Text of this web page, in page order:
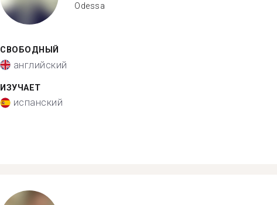
Odessa
СВОБОДНЫЙ
английский
ИЗУЧАЕТ
испанский